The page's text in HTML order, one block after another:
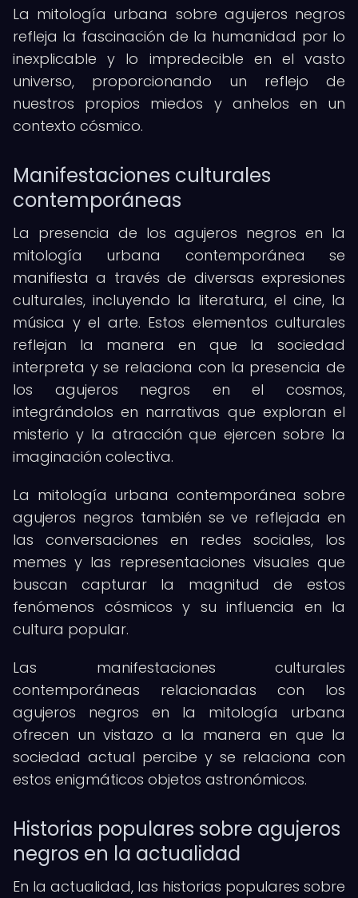
La mitología urbana sobre agujeros negros
refleja la fascinación de la humanidad por lo
inexplicable y lo impredecible en el vasto
universo, proporcionando un reflejo de
nuestros propios miedos y anhelos en un
contexto cósmico.
Manifestaciones culturales
contemporáneas
La presencia de los agujeros negros en la
mitología urbana contemporánea se
manifiesta a través de diversas expresiones
culturales, incluyendo la literatura, el cine, la
música y el arte. Estos elementos culturales
reflejan la manera en que la sociedad
interpreta y se relaciona con la presencia de
los agujeros negros en el cosmos,
integrándolos en narrativas que exploran el
misterio y la atracción que ejercen sobre la
imaginación colectiva.
La mitología urbana contemporánea sobre
agujeros negros también se ve reflejada en
las conversaciones en redes sociales, los
memes y las representaciones visuales que
buscan capturar la magnitud de estos
fenómenos cósmicos y su influencia en la
cultura popular.
Las manifestaciones culturales
contemporáneas relacionadas con los
agujeros negros en la mitología urbana
ofrecen un vistazo a la manera en que la
sociedad actual percibe y se relaciona con
estos enigmáticos objetos astronómicos.
Historias populares sobre agujeros
negros en la actualidad
En la actualidad, las historias populares sobre